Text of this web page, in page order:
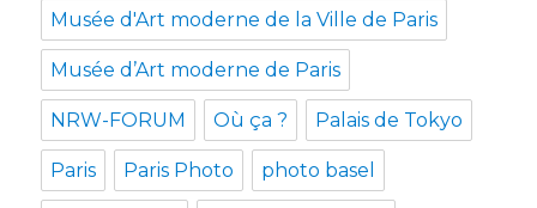
Musée d'Art moderne de la Ville de Paris
Musée d’Art moderne de Paris
NRW-FORUM Où ça ? Palais de Tokyo
Paris Paris Photo photo basel